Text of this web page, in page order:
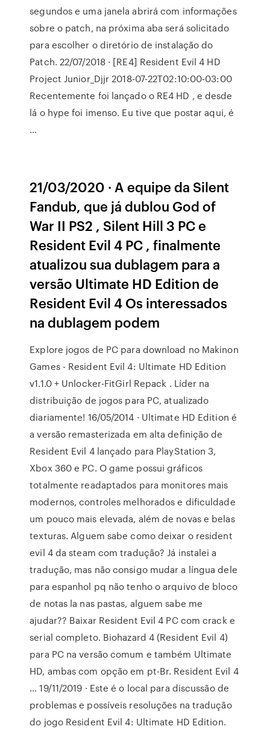
segundos e uma janela abrirá com informações
sobre o patch, na próxima aba será solicitado
para escolher o diretório de instalação do
Patch. 22/07/2018 · [RE4] Resident Evil 4 HD
Project Junior_Djjr 2018-07-22T02:10:00-03:00
Recentemente foi lançado o RE4 HD , e desde
lá o hype foi imenso. Eu tive que postar aqui, é
…
21/03/2020 · A equipe da Silent
Fandub, que já dublou God of
War II PS2 , Silent Hill 3 PC e
Resident Evil 4 PC , finalmente
atualizou sua dublagem para a
versão Ultimate HD Edition de
Resident Evil 4 Os interessados
na dublagem podem
Explore jogos de PC para download no Makinon
Games - Resident Evil 4: Ultimate HD Edition
v1.1.0 + Unlocker-FitGirl Repack . Líder na
distribuição de jogos para PC, atualizado
diariamente! 16/05/2014 · Ultimate HD Edition é
a versão remasterizada em alta definição de
Resident Evil 4 lançado para PlayStation 3,
Xbox 360 e PC. O game possui gráficos
totalmente readaptados para monitores mais
modernos, controles melhorados e dificuldade
um pouco mais elevada, além de novas e belas
texturas. Alguem sabe como deixar o resident
evil 4 da steam com tradução? Já instalei a
tradução, mas não consigo mudar a língua dele
para espanhol pq não tenho o arquivo de bloco
de notas la nas pastas, alguem sabe me
ajudar?? Baixar Resident Evil 4 PC com crack e
serial completo. Biohazard 4 (Resident Evil 4)
para PC na versão comum e também Ultimate
HD, ambas com opção em pt-Br. Resident Evil 4
… 19/11/2019 · Este é o local para discussão de
problemas e possíveis resoluções na tradução
do jogo Resident Evil 4: Ultimate HD Edition.